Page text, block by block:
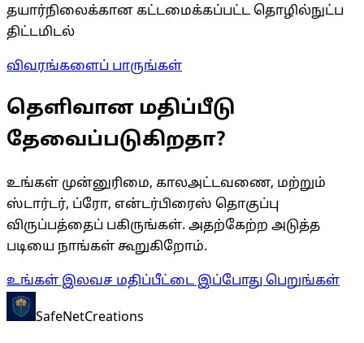
தயார்நிலைக்கான கட்டமைக்கப்பட்ட தொழில்நுட்ப
திட்டமிடல்
விவரங்களைப் பாருங்கள்
தெளிவான மதிப்பீடு
தேவைப்படுகிறதா?
உங்கள் முன்னுரிமை, காலஅட்டவணை, மற்றும்
ஸ்டார்டர், ப்ரோ, என்டர்பிரைஸ் தொகுப்பு
விருப்பத்தைப் பகிருங்கள். அதற்கேற்ற அடுத்த
படியை நாங்கள் கூறுகிறோம்.
உங்கள் இலவச மதிப்பீட்டை இப்போது பெறுங்கள்
SafeNetCreations